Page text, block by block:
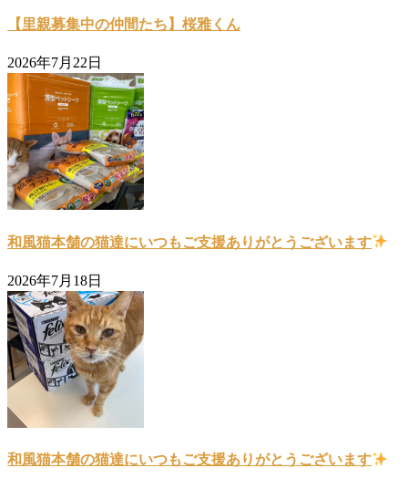
【里親募集中の仲間たち】桜雅くん
2026年7月22日
和風猫本舗の猫達にいつもご支援ありがとうございます
2026年7月18日
和風猫本舗の猫達にいつもご支援ありがとうございます